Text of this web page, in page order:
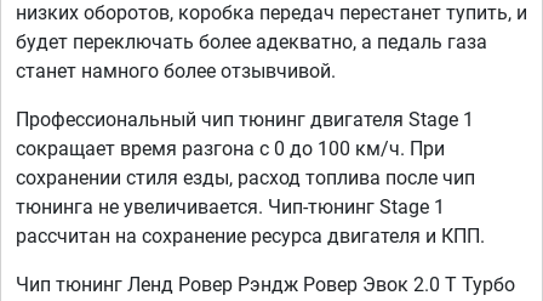
низких оборотов, коробка передач перестанет тупить, и
будет переключать более адекватно, а педаль газа
станет намного более отзывчивой.
Профессиональный чип тюнинг двигателя Stage 1
сокращает время разгона с 0 до 100 км/ч. При
сохранении стиля езды, расход топлива после чип
тюнинга не увеличивается. Чип-тюнинг Stage 1
рассчитан на сохранение ресурса двигателя и КПП.
Чип тюнинг Ленд Ровер Рэндж Ровер Эвок 2.0 T Турбо